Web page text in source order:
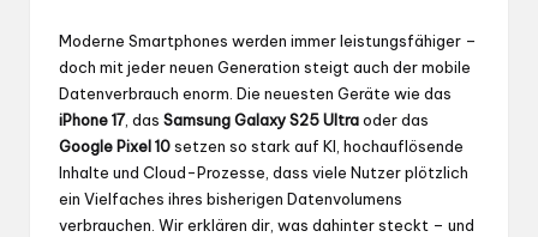
Moderne Smartphones werden immer leistungsfähiger –
doch mit jeder neuen Generation steigt auch der mobile
Datenverbrauch enorm. Die neuesten Geräte wie das
iPhone 17, das Samsung Galaxy S25 Ultraoder das
Google Pixel 10setzen so stark auf KI, hochauflösende
Inhalte und Cloud-Prozesse, dass viele Nutzer plötzlich
ein Vielfaches ihres bisherigen Datenvolumens
verbrauchen. Wir erklären dir, was dahinter steckt – und